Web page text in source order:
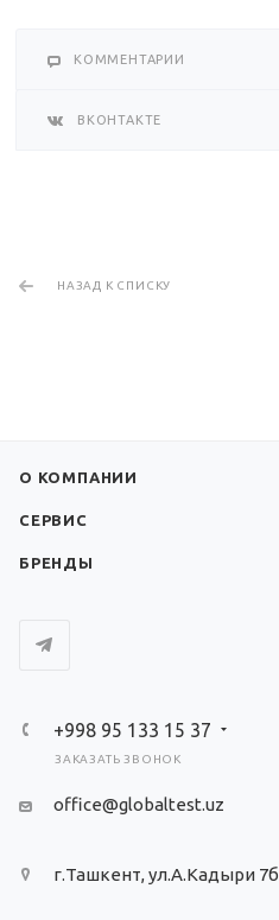
КОММЕНТАРИИ
ВКОНТАКТЕ
НАЗАД К СПИСКУ
О КОМПАНИИ
СЕРВИС
БРЕНДЫ
+998 95 133 15 37
ЗАКАЗАТЬ ЗВОНОК
office@globaltest.uz
г.Ташкент, ул.А.Кадыри 7б